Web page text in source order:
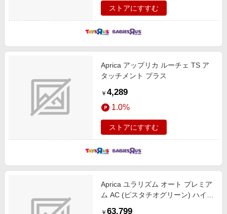
ストアにすすむ
Aprica アップリカ ルーチェ TS ア
タッチメント プラス
￥ 4,289
1.0%
ストアにすすむ
Aprica ユラリズム オート プレミア
ム AC (ピスタチオグリーン) ハイロ
￥ 63,799